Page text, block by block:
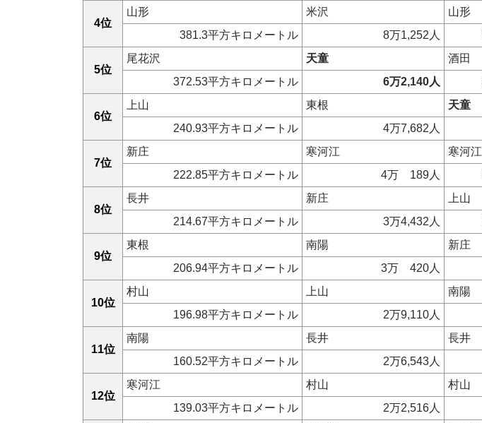
4位
山形 米沢
山形
381.3平方キロメートル
8万1,252人
5位
尾花沢 天童
酒田
372.53平方キロメートル
6万2,140人
6位
上山 東根
天童
240.93平方キロメートル
4万7,682人
7位
新庄 寒河江
寒河江
222.85平方キロメートル
4万 189人
8位
長井 新庄
上山
214.67平方キロメートル
3万4,432人
9位
東根 南陽
新庄
206.94平方キロメートル
3万 420人
10位
村山 上山
南陽
196.98平方キロメートル
2万9,110人
11位
南陽 長井
長井
160.52平方キロメートル
2万6,543人
12位
寒河江 村山
村山
139.03平方キロメートル
2万2,516人